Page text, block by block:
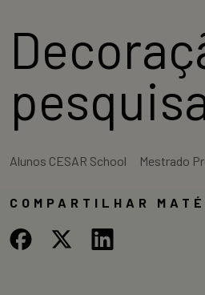
Alunos CESAR School Mestrado
COMPARTILHAR